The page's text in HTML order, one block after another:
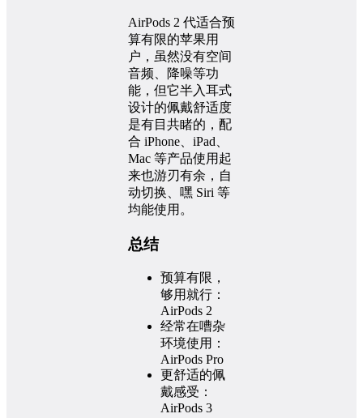
AirPods 2 代适合预
算有限的苹果用
户，虽然没有空间
音频、降噪等功
能，但它半入耳式
设计的佩戴舒适度
是有目共睹的，配
合 iPhone、iPad、
Mac 等产品使用起
来也游刃有余，自
动切换、嘿 Siri 等
均能使用。
总结
预算有限，
够用就行：
AirPods 2
经常在嘈杂
环境使用：
AirPods Pro
更舒适的佩
戴感受：
AirPods 3